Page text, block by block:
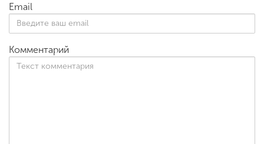
Email
Комментарий